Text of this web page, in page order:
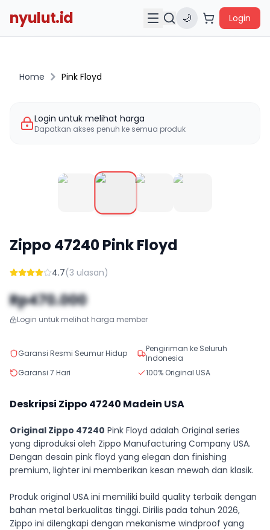
nyulut.id 🌙 Login
Home Pink Floyd
Login untuk melihat harga
Dapatkan akses penuh ke semua produk
Zippo 47240Pink Floyd
4.7(3 ulasan)
Rp470.000
Login untuk melihat harga member
Garansi Resmi Seumur Hidup
Pengiriman ke Seluruh
Indonesia
Garansi 7 Hari
100% Original USA
Deskripsi Zippo 47240 Madein USA
Original Zippo 47240 Pink Floyd adalah Original series
yang diproduksi oleh Zippo Manufacturing Company USA.
Dengan desain pink floyd yang elegan dan finishing
premium, lighter ini memberikan kesan mewah dan klasik.
Produk original USA ini memiliki build quality terbaik dengan
bahan metal berkualitas tinggi. Dirilis pada tahun 2026,
Zippo ini dilengkapi dengan mekanisme windproof yang